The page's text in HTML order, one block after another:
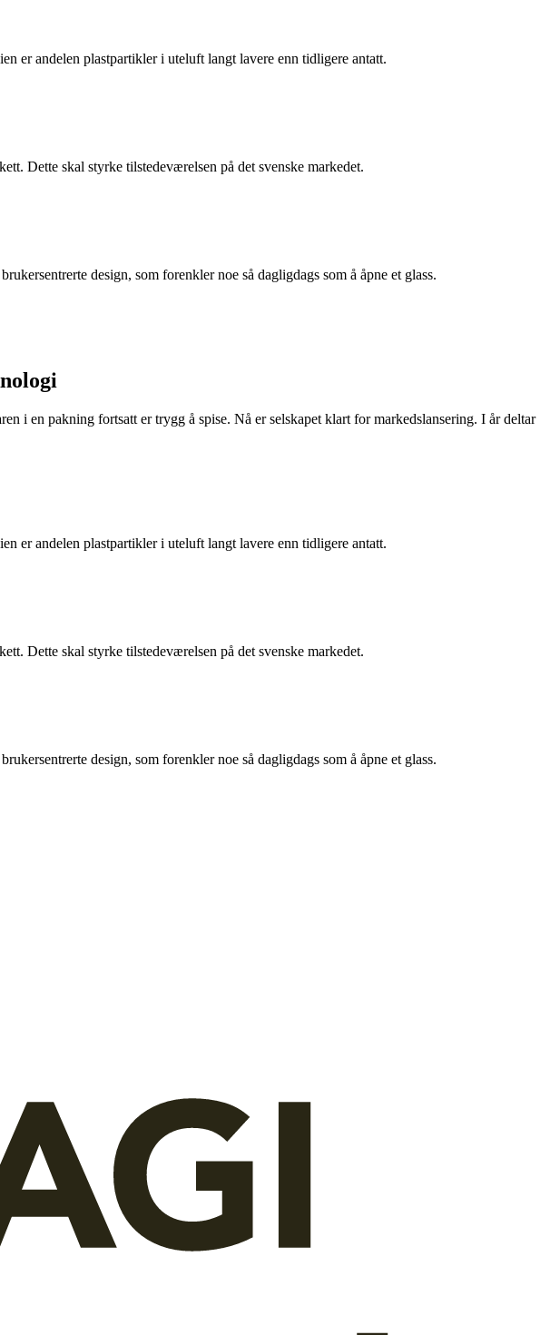
er andelen plastpartikler i uteluft langt lavere enn tidligere antatt.
Dette skal styrke tilstedeværelsen på det svenske markedet.
design, som forenkler noe så dagligdags som å åpne et glass.
i en pakning fortsatt er trygg å spise. Nå er selskapet klart for markedslansering. I år deltar
er andelen plastpartikler i uteluft langt lavere enn tidligere antatt.
Dette skal styrke tilstedeværelsen på det svenske markedet.
design, som forenkler noe så dagligdags som å åpne et glass.